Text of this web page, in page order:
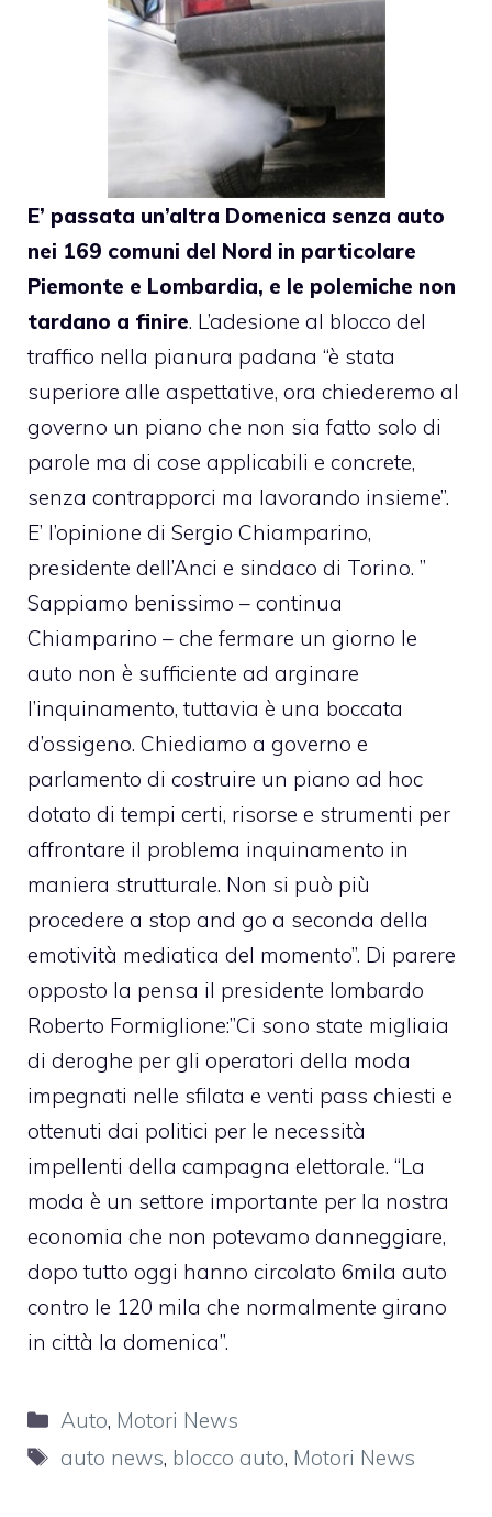
E’ passata un’altra Domenica senza auto
nei 169 comuni del Nord in particolare
Piemonte e Lombardia, e le polemiche non
tardano a finire. L’adesione al blocco del
traffico nella pianura padana “è stata
superiore alle aspettative, ora chiederemo al
governo un piano che non sia fatto solo di
parole ma di cose applicabili e concrete,
senza contrapporci ma lavorando insieme”.
E’ l’opinione di Sergio Chiamparino,
presidente dell’Anci e sindaco di Torino. ”
Sappiamo benissimo – continua
Chiamparino – che fermare un giorno le
auto non è sufficiente ad arginare
l’inquinamento, tuttavia è una boccata
d’ossigeno. Chiediamo a governo e
parlamento di costruire un piano ad hoc
dotato di tempi certi, risorse e strumenti per
affrontare il problema inquinamento in
maniera strutturale. Non si può più
procedere a stop and go a seconda della
emotività mediatica del momento”. Di parere
opposto la pensa il presidente lombardo
Roberto Formiglione:”Ci sono state migliaia
di deroghe per gli operatori della moda
impegnati nelle sfilata e venti pass chiesti e
ottenuti dai politici per le necessità
impellenti della campagna elettorale. “La
moda è un settore importante per la nostra
economia che non potevamo danneggiare,
dopo tutto oggi hanno circolato 6mila auto
contro le 120 mila che normalmente girano
in città la domenica”.
Categorie
Auto, Motori News
Tag
auto news, blocco auto, Motori News